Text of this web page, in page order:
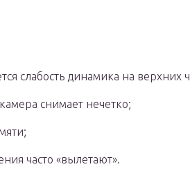
слабость динамика на верхних
снимает нечетко;
часто «вылетают».